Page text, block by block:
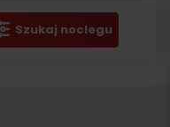
Szukaj noclegu